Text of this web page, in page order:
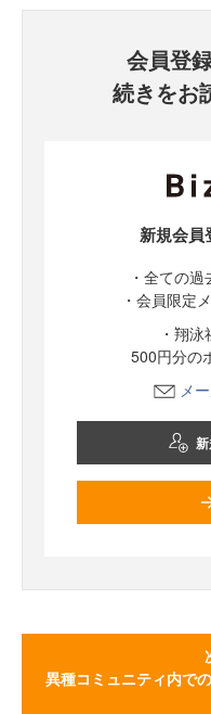
会員登
続きをお
新規会員
・全ての
・会員限定
・翔
500円分の
メ
異種コミュニティ内で